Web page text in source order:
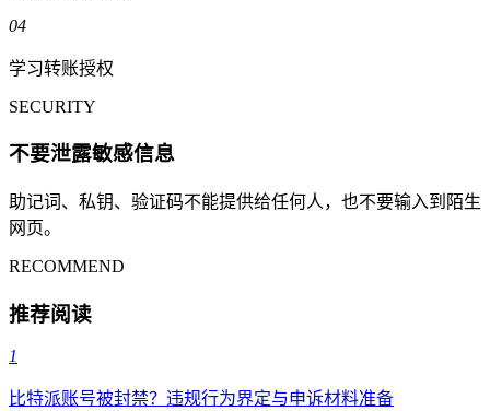
04
学习转账授权
SECURITY
不要泄露敏感信息
助记词、私钥、验证码不能提供给任何人，也不要输入到陌生
网页。
RECOMMEND
推荐阅读
1
比特派账号被封禁？违规行为界定与申诉材料准备